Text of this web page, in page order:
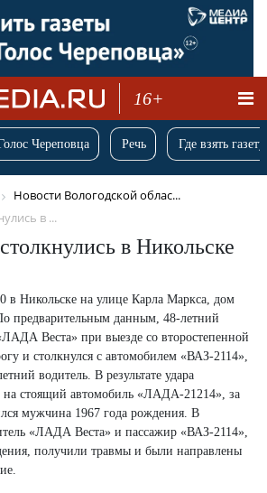
16+
Череповца Речь Где взять
Новости Вологодской облас...
в ...
в Никольске
в Никольске на улице Карла Маркса, дом
предварительным данным, 48-летний
Веста» при выезде со второстепенной
и столкнулся с автомобилем «ВАЗ-2114»,
водитель. В результате удара
на стоящий автомобиль «ЛАДА-21214», за
мужчина 1967 года рождения. В
«ЛАДА Веста» и пассажир «ВАЗ-2114»,
получили травмы и были направлены